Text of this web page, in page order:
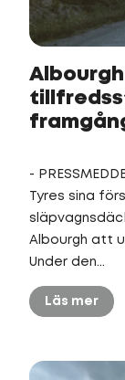
Albourgh
-
Tyres sina
Albourgh att
Under den...
Läs mer